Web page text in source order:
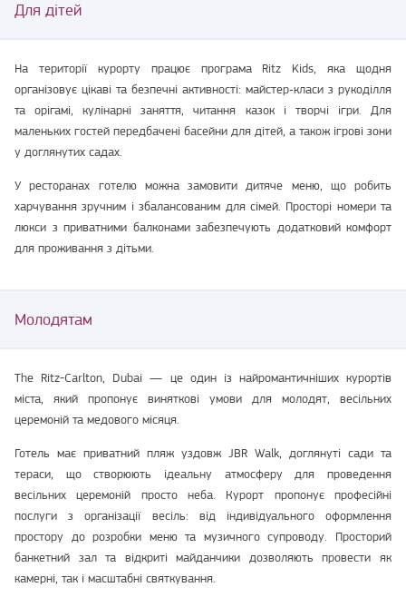
Для дітей
На території курорту працює програма Ritz Kids, яка щодня
організовує цікаві та безпечні активності: майстер‑класи з рукоділля
та орігамі, кулінарні заняття, читання казок і творчі ігри. Для
маленьких гостей передбачені басейни для дітей, а також ігрові зони
у доглянутих садах.
У ресторанах готелю можна замовити дитяче меню, що робить
харчування зручним і збалансованим для сімей. Просторі номери та
люкси з приватними балконами забезпечують додатковий комфорт
для проживання з дітьми.
Молодятам
The Ritz-Carlton, Dubai — це один із найромантичніших курортів
міста, який пропонує виняткові умови для молодят, весільних
церемоній та медового місяця.
Готель має приватний пляж уздовж JBR Walk, доглянуті сади та
тераси, що створюють ідеальну атмосферу для проведення
весільних церемоній просто неба. Курорт пропонує професійні
послуги з організації весіль: від індивідуального оформлення
простору до розробки меню та музичного супроводу. Просторий
банкетний зал та відкриті майданчики дозволяють провести як
камерні, так і масштабні святкування.